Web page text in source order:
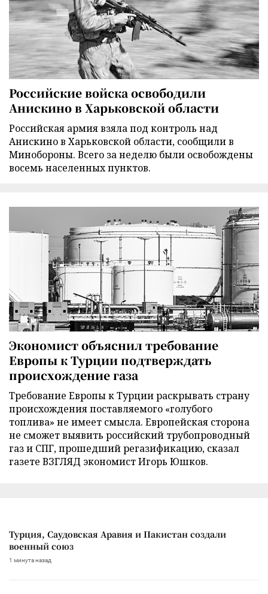
Российские войска освободили
Анискино в Харьковской области
Российская армия взяла под контроль над
Анискино в Харьковской области, сообщили в
Минобороны. Всего за неделю были освобождены
восемь населенных пунктов.
Экономист объяснил требование
Европы к Турции подтверждать
происхождение газа
Требование Европы к Турции раскрывать страну
происхождения поставляемого «голубого
топлива» не имеет смысла. Европейская сторона
не сможет выявить российский трубопроводный
газ и СПГ, прошедший регазификацию, сказал
газете ВЗГЛЯД экономист Игорь Юшков.
Турция, Саудовская Аравия и Пакистан создали
военный союз
1 минута назад